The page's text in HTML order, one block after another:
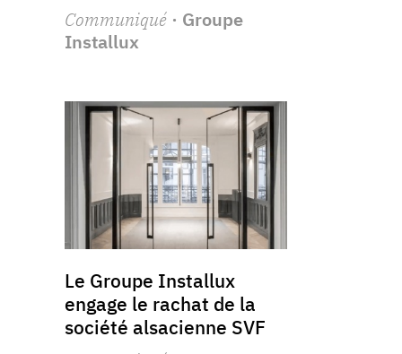
Communiqué· Groupe
Installux
Le Groupe Installux
engage le rachat de la
société alsacienne SVF